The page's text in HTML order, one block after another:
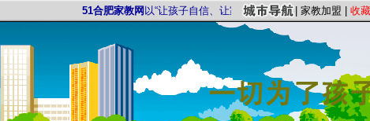
51合肥家教网以“让孩子自信、让家长放心”为服务宗旨，以“证
家教加盟 收